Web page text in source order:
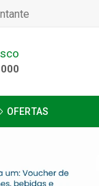
OFERTAS